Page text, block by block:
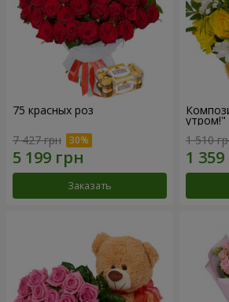
75 красных роз
7 427 грн
Заказать
утром!"
1 510